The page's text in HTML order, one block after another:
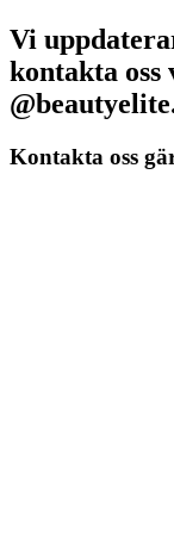
Vi
kontakta oss
Kontakta oss